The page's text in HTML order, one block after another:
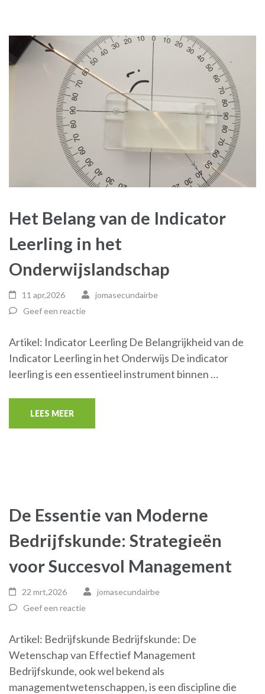
Het Belang van de Indicator
Leerling in het
Onderwijslandschap
11 apr,2026
jomasecundairbe
Geef een reactie
Artikel: Indicator Leerling De Belangrijkheid van de
Indicator Leerling in het Onderwijs De indicator
leerling is een essentieel instrument binnen …
LEES MEER
De Essentie van Moderne
Bedrijfskunde: Strategieën
voor Succesvol Management
22 mrt,2026
jomasecundairbe
Geef een reactie
Artikel: Bedrijfskunde Bedrijfskunde: De
Wetenschap van Effectief Management
Bedrijfskunde, ook wel bekend als
managementwetenschappen, is een discipline die